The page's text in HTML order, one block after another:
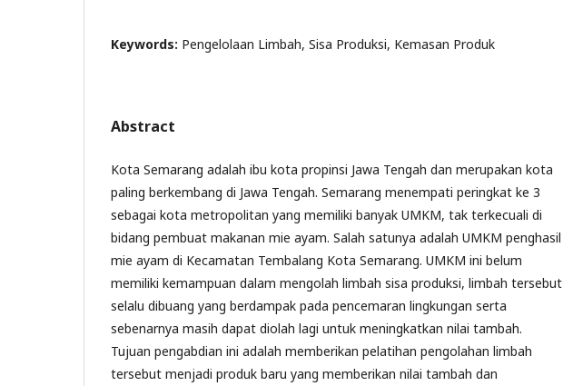
Keywords: Pengelolaan Limbah, Sisa Produksi, Kemasan Produk
Abstract
Kota Semarang adalah ibu kota propinsi Jawa Tengah dan merupakan kota
paling berkembang di Jawa Tengah. Semarang menempati peringkat ke 3
sebagai kota metropolitan yang memiliki banyak UMKM, tak terkecuali di
bidang pembuat makanan mie ayam. Salah satunya adalah UMKM penghasil
mie ayam di Kecamatan Tembalang Kota Semarang. UMKM ini belum
memiliki kemampuan dalam mengolah limbah sisa produksi, limbah tersebut
selalu dibuang yang berdampak pada pencemaran lingkungan serta
sebenarnya masih dapat diolah lagi untuk meningkatkan nilai tambah.
Tujuan pengabdian ini adalah memberikan pelatihan pengolahan limbah
tersebut menjadi produk baru yang memberikan nilai tambah dan